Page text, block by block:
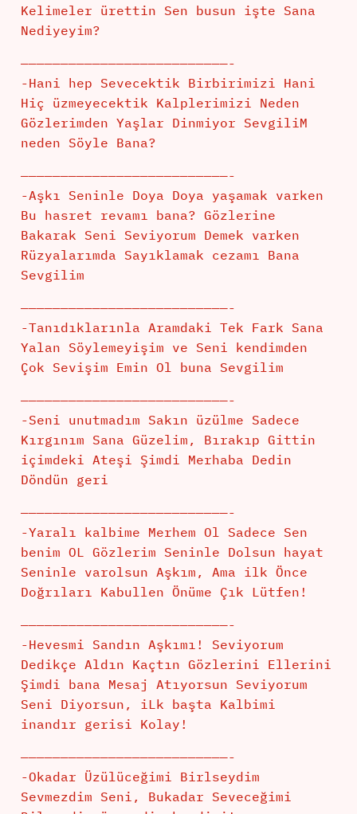
Kelimeler ürettin Sen busun işte Sana
Nediyeyim?
——————————————————————————-
-Hani hep Sevecektik Birbirimizi Hani
Hiç üzmeyecektik Kalplerimizi Neden
Gözlerimden Yaşlar Dinmiyor SevgiliM
neden Söyle Bana?
——————————————————————————-
-Aşkı Seninle Doya Doya yaşamak varken
Bu hasret revamı bana? Gözlerine
Bakarak Seni Seviyorum Demek varken
Rüzyalarımda Sayıklamak cezamı Bana
Sevgilim
——————————————————————————-
-Tanıdıklarınla Aramdaki Tek Fark Sana
Yalan Söylemeyişim ve Seni kendimden
Çok Sevişim Emin Ol buna Sevgilim
——————————————————————————-
-Seni unutmadım Sakın üzülme Sadece
Kırgınım Sana Güzelim, Bırakıp Gittin
içimdeki Ateşi Şimdi Merhaba Dedin
Döndün geri
——————————————————————————-
-Yaralı kalbime Merhem Ol Sadece Sen
benim OL Gözlerim Seninle Dolsun hayat
Seninle varolsun Aşkım, Ama ilk Önce
Doğrıları Kabullen Önüme Çık Lütfen!
——————————————————————————-
-Hevesmi Sandın Aşkımı! Seviyorum
Dedikçe Aldın Kaçtın Gözlerini Ellerini
Şimdi bana Mesaj Atıyorsun Seviyorum
Seni Diyorsun, iLk başta Kalbimi
inandır gerisi Kolay!
——————————————————————————-
-Okadar Üzülüceğimi Birlseydim
Sevmezdim Seni, Bukadar Seveceğimi